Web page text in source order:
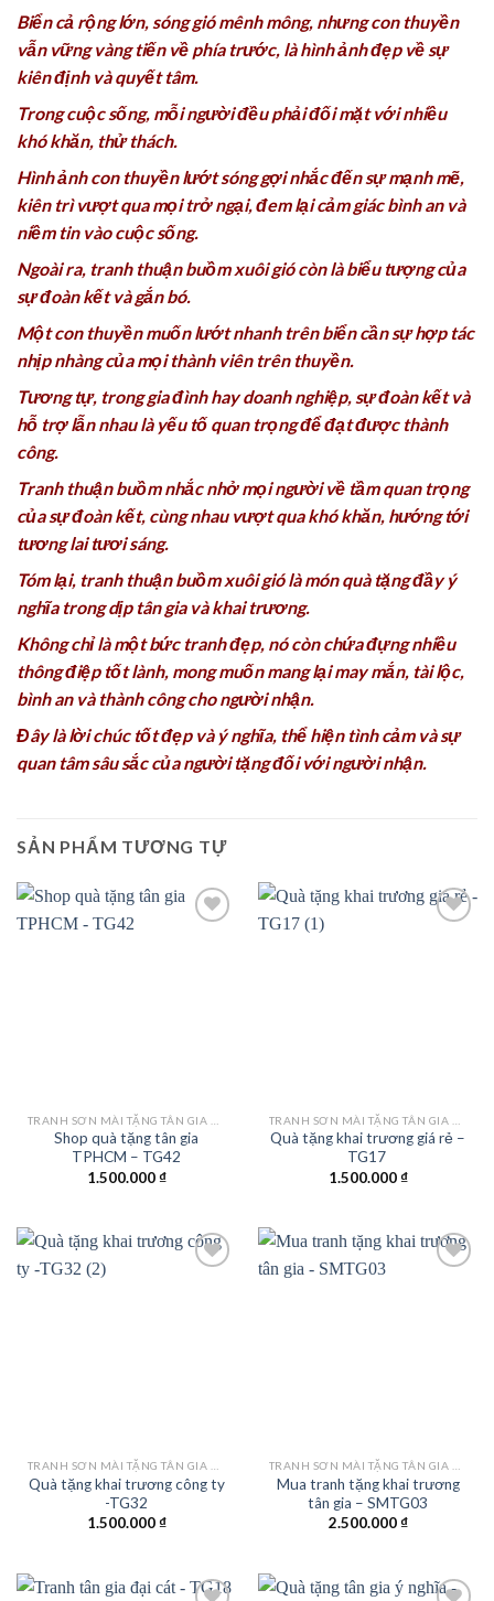
Biển cả rộng lớn, sóng gió mênh mông, nhưng con thuyền
vẫn vững vàng tiến về phía trước, là hình ảnh đẹp về sự
kiên định và quyết tâm.
Trong cuộc sống, mỗi người đều phải đối mặt với nhiều
khó khăn, thử thách.
Hình ảnh con thuyền lướt sóng gợi nhắc đến sự mạnh mẽ,
kiên trì vượt qua mọi trở ngại, đem lại cảm giác bình an và
niềm tin vào cuộc sống.
Ngoài ra, tranh thuận buồm xuôi gió còn là biểu tượng của
sự đoàn kết và gắn bó.
Một con thuyền muốn lướt nhanh trên biển cần sự hợp tác
nhịp nhàng của mọi thành viên trên thuyền.
Tương tự, trong gia đình hay doanh nghiệp, sự đoàn kết và
hỗ trợ lẫn nhau là yếu tố quan trọng để đạt được thành
công.
Tranh thuận buồm nhắc nhở mọi người về tầm quan trọng
của sự đoàn kết, cùng nhau vượt qua khó khăn, hướng tới
tương lai tươi sáng.
Tóm lại, tranh thuận buồm xuôi gió là món quà tặng đầy ý
nghĩa trong dịp tân gia và khai trương.
Không chỉ là một bức tranh đẹp, nó còn chứa đựng nhiều
thông điệp tốt lành, mong muốn mang lại may mắn, tài lộc,
bình an và thành công cho người nhận.
Đây là lời chúc tốt đẹp và ý nghĩa, thể hiện tình cảm và sự
quan tâm sâu sắc của người tặng đối với người nhận.
SẢN PHẨM TƯƠNG TỰ
Shop quà tặng tân gia
TPHCM – TG42
1.500.000₫
Quà tặng khai trương giá rẻ –
TG17
1.500.000₫
Quà tặng khai trương công ty
-TG32
1.500.000₫
Mua tranh tặng khai trương
tân gia – SMTG03
2.500.000₫